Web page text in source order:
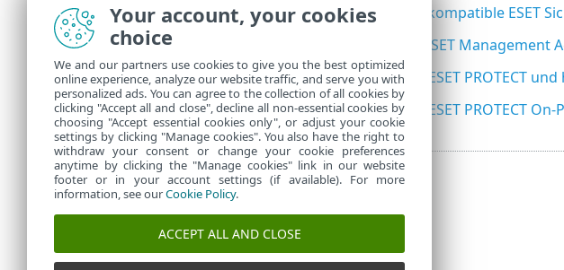
Ich habe eine kompatible ESET
Ich habe nur ESET
Ich verwende ESET PROTECT
Ich verwende ESET PROTECT
Your account, your cookies
choice
We and our partners use cookies to give you the best optimized
online experience, analyze our website traffic, and serve you with
personalized ads. You can agree to the collection of all cookies by
clicking "Accept all and close", decline all non-essential cookies by
choosing "Accept essential cookies only", or adjust your cookie
settings by clicking "Manage cookies". You also have the right to
withdraw your consent or change your cookie preferences
anytime by clicking the "Manage cookies" link in our website
footer or in your account settings (if available). For more
information, see ourCookie Policy.
ACCEPT ALL AND CLOSE